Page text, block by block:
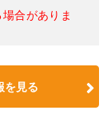
合がありま
を見る